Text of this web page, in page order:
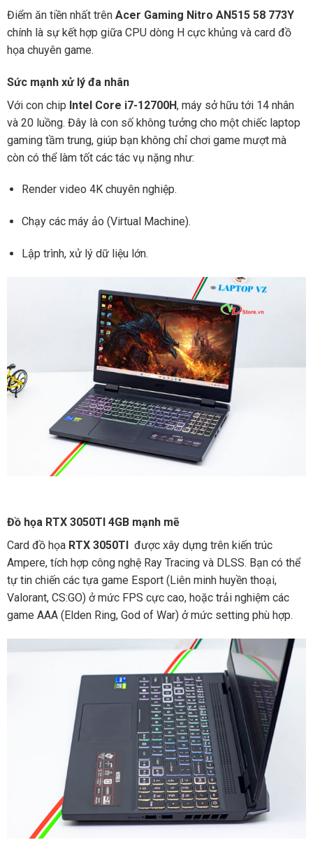
Điểm ăn tiền nhất trên Acer Gaming Nitro AN515 58 773Y
chính là sự kết hợp giữa CPU dòng H cực khủng và card đồ
họa chuyên game.
Sức mạnh xử lý đa nhân
Với con chip Intel Core i7-12700H, máy sở hữu tới 14 nhân
và 20 luồng. Đây là con số không tưởng cho một chiếc laptop
gaming tầm trung, giúp bạn không chỉ chơi game mượt mà
còn có thể làm tốt các tác vụ nặng như:
Render video 4K chuyên nghiệp.
Chạy các máy ảo (Virtual Machine).
Lập trình, xử lý dữ liệu lớn.
Đồ họa RTX 3050TI 4GB mạnh mẽ
Card đồ họa RTX 3050TI
được xây dựng trên kiến trúc
Ampere, tích hợp công nghệ Ray Tracing và DLSS. Bạn có thể
tự tin chiến các tựa game Esport (Liên minh huyền thoại,
Valorant, CS:GO) ở mức FPS cực cao, hoặc trải nghiệm các
game AAA (Elden Ring, God of War) ở mức setting phù hợp.